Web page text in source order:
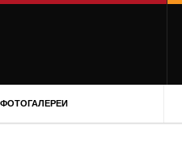
ФОТОГАЛЕРЕИ